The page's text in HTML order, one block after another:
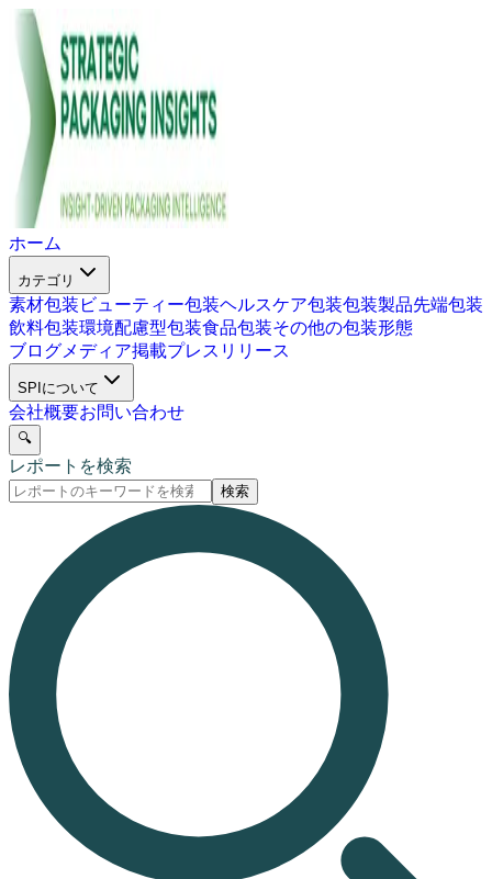
ホーム
カテゴリ
素材包装 ビューティー包装ヘルスケア包装包装製品先端包装
飲料包装環境配慮型包装食品包装その他の包装形態
ブログメディア掲載プレスリリース
SPIについて
会社概要お問い合わせ
🔍
レポートを検索
検索